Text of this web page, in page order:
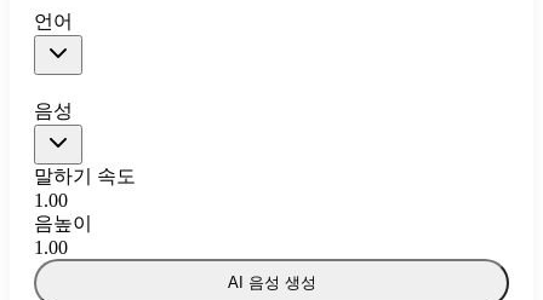
언어
음성
말하기 속도
1.00
음높이
1.00
AI 음성 생성